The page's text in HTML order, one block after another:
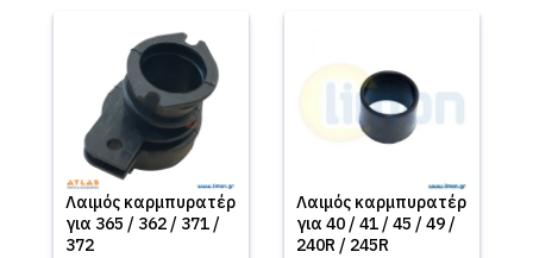
Λαιμός καρμπυρατέρ
για 365 / 362 / 371 /
372
Λαιμός καρμπυρατέρ
για 40 / 41 / 45 / 49 /
240R / 245R